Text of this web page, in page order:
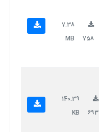
758
7.38
MB
693
140.39
KB